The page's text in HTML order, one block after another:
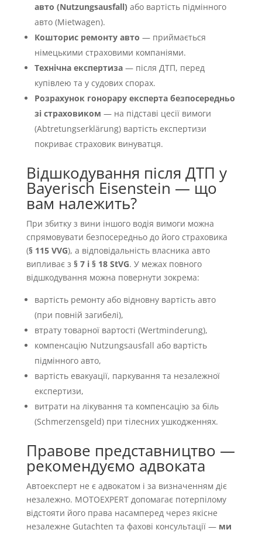
авто (Nutzungsausfall) або вартість підмінного
авто (Mietwagen).
Кошторис ремонту авто — приймається
німецькими страховими компаніями.
Технічна експертиза— після ДТП, перед
купівлею та у судових спорах.
Розрахунок гонорару експерта безпосередньо
зі страховиком — на підставі цесії вимоги
(Abtretungserklärung) вартість експертизи
покриває страховик винуватця.
Відшкодування після ДТП у
Bayerisch Eisenstein — що
вам належить?
При збитку з вини іншого водія вимоги можна
спрямовувати безпосередньо до його страховика
(§ 115 VVG), а відповідальність власника авто
випливає з § 7 і § 18 StVG. У межах повного
відшкодування можна повернути зокрема:
вартість ремонту або відновну вартість авто
(при повній загибелі),
втрату товарної вартості (Wertminderung),
компенсацію Nutzungsausfall або вартість
підмінного авто,
вартість евакуації, паркування та незалежної
експертизи,
витрати на лікування та компенсацію за біль
(Schmerzensgeld) при тілесних ушкодженнях.
Правове представництво —
рекомендуємо адвоката
Автоексперт не є адвокатом і за визначенням діє
незалежно. MOTOEXPERT допомагає потерпілому
відстояти його права насамперед через якісне
незалежне Gutachten та фахові консультації — ми